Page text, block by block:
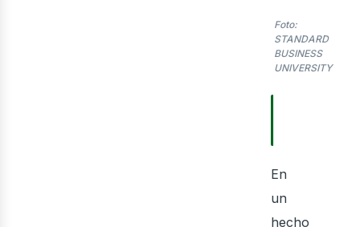
Foto:
STANDARD
BUSINESS
UNIVERSITY
En
un
hecho